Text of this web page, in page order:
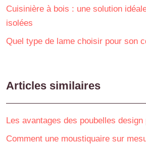
Cuisinière à bois : une solution
isolées
Quel type de lame choisir pour son
Articles similaires
Les avantages des poubelles
Comment une moustiquaire sur